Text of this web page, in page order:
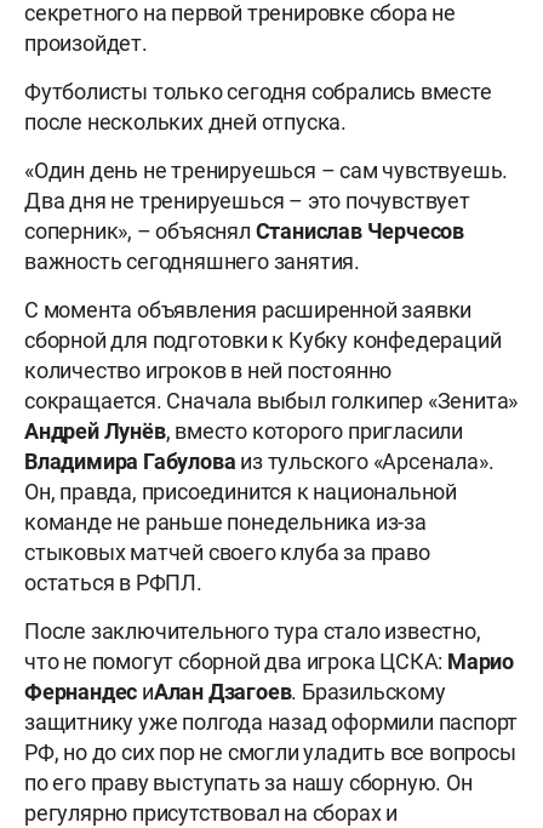
секретного на первой тренировке сбора не
произойдет.
Футболисты только сегодня собрались вместе
после нескольких дней отпуска.
«Один день не тренируешься – сам чувствуешь.
Два дня не тренируешься – это почувствует
соперник», – объяснял Станислав Черчесов
важность сегодняшнего занятия.
С момента объявления расширенной заявки
сборной для подготовки к Кубку конфедераций
количество игроков в ней постоянно
сокращается. Сначала выбыл голкипер «Зенита»
АндрейЛунёв, вместо которого пригласили
Владимира Габулова из тульского «Арсенала».
Он, правда, присоединится к национальной
команде не раньше понедельника из-за
стыковых матчей своего клуба за право
остаться в РФПЛ.
После заключительного тура стало известно,
что не помогут сборной два игрока ЦСКА: Марио
Фернандес иАланДзагоев. Бразильскому
защитнику уже полгода назад оформили паспорт
РФ, но до сих пор не смогли уладить все вопросы
по его праву выступать за нашу сборную. Он
регулярно присутствовал на сборах и